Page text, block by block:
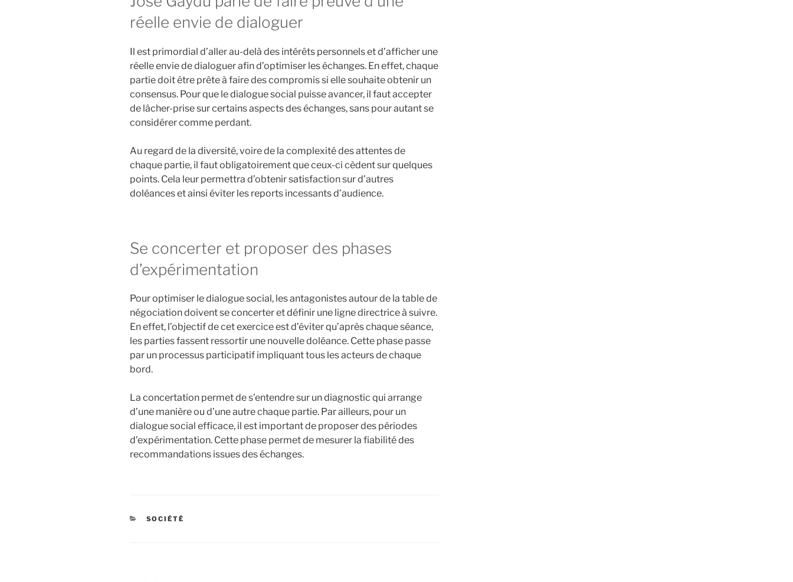
réelle envie de dialoguer
Il est primordial d’aller au-delà des intérêts personnels et d’afficher une
réelle envie de dialoguer afin d’optimiser les échanges. En effet, chaque
partie doit être prête à faire des compromis si elle souhaite obtenir un
consensus. Pour que le dialogue social puisse avancer, il faut accepter
de lâcher-prise sur certains aspects des échanges, sans pour autant se
considérer comme perdant.
Au regard de la diversité, voire de la complexité des attentes de
chaque partie, il faut obligatoirement que ceux-ci cèdent sur quelques
points. Cela leur permettra d’obtenir satisfaction sur d’autres
doléances et ainsi éviter les reports incessants d’audience.
Se concerter et proposer des phases
d’expérimentation
Pour optimiser le dialogue social, les antagonistes autour de la table de
négociation doivent se concerter et définir une ligne directrice à suivre.
En effet, l’objectif de cet exercice est d’éviter qu’après chaque séance,
les parties fassent ressortir une nouvelle doléance. Cette phase passe
par un processus participatif impliquant tous les acteurs de chaque
bord.
La concertation permet de s’entendre sur un diagnostic qui arrange
d’une manière ou d’une autre chaque partie. Par ailleurs, pour un
dialogue social efficace, il est important de proposer des périodes
d’expérimentation. Cette phase permet de mesurer la fiabilité des
recommandations issues des échanges.
CATÉGORIES
SOCIÉTÉ